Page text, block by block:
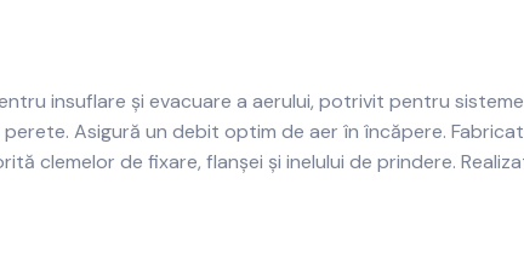
insuflare și evacuare a aerului, potrivit pentru
Asigură un debit optim de aer în încăpere.
clemelor de fixare, flanșei și inelului de prindere.